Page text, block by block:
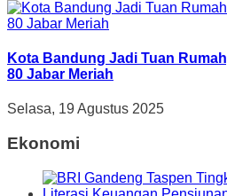
Kota Bandung Jadi Tuan
80 Jabar Meriah
Selasa, 19 Agustus 2025
Ekonomi